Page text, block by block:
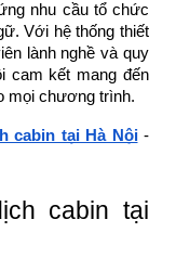
nhu cầu tổ chức
Với hệ thống thiết
lành nghề và quy
cam kết mang đến
mọi chương trình.
cabin tại Hà Nội-
cabin tại